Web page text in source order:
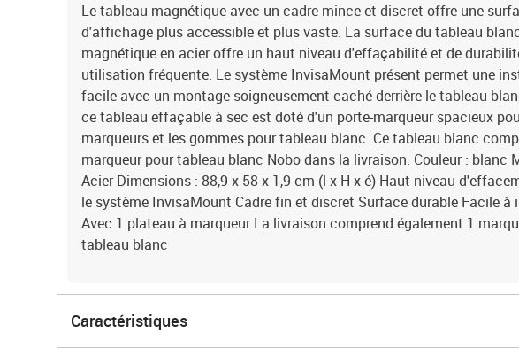
Le tableau magnétique avec un cadre mince et discret offre une
d'affichage plus accessible et plus vaste. La surface du tableau
magnétique en acier offre un haut niveau d'effaçabilité et de
utilisation fréquente. Le système InvisaMount présent permet une
facile avec un montage soigneusement caché derrière le tableau
ce tableau effaçable à sec est doté d'un porte-marqueur spacieux
marqueurs et les gommes pour tableau blanc. Ce tableau blanc
marqueur pour tableau blanc Nobo dans la livraison. Couleur : blanc
Acier Dimensions : 88,9 x 58 x 1,9 cm (l x H x é) Haut niveau
le système InvisaMount Cadre fin et discret Surface durable Facile à
Avec 1 plateau à marqueur La livraison comprend également 1
tableau blanc
Caractéristiques